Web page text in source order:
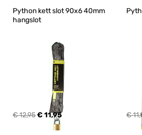
Python kett slot 90x6 40mm
hangslot
€ 12,95€ 11,95 €